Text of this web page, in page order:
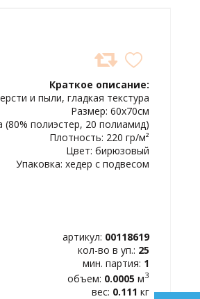
Краткое описание:
и пыли, гладкая текстура
Размер: 60х70см
полиэстер, 20 полиамид)
Плотность: 220 гp/м²
Цвет: бирюзовый
Упаковка: хедер c подвесом
артикул: 00118619
кол-во в уп.: 25
мин. партия: 1
объем: 0.0005 м3
вес: 0.111 кг